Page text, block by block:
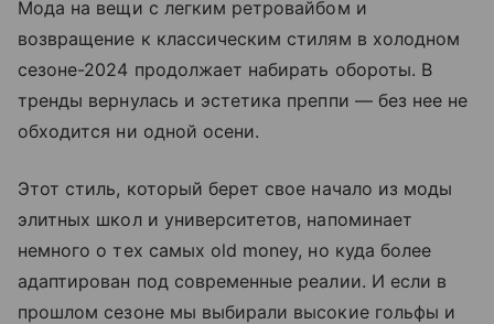
Мода на вещи с легким ретровайбом и
возвращение к классическим стилям в холодном
сезоне-2024 продолжает набирать обороты. В
тренды вернулась и эстетика преппи — без нее не
обходится ни одной осени.
Этот стиль, который берет свое начало из моды
элитных школ и университетов, напоминает
немного о тех самых old money, но куда более
адаптирован под современные реалии. И если в
прошлом сезоне мы выбирали высокие гольфы и